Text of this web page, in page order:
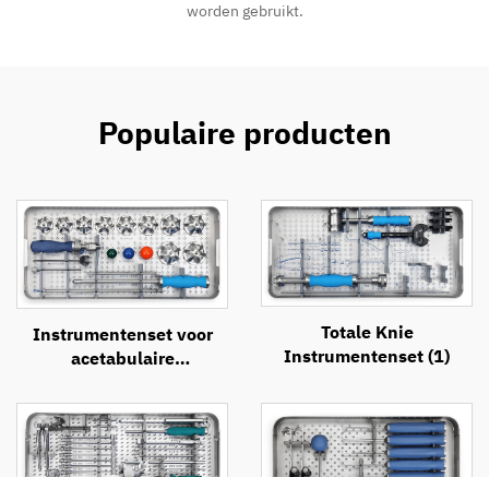
worden gebruikt.
Populaire producten
Instrumentenset voor
acetabulaire
Totale Knie
Instrumentenset (1)